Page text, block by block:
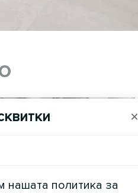
×
нашата политика за